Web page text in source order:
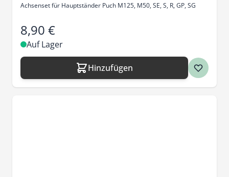
Achsenset für Hauptständer Puch M125, M50, SE, S, R, GP, SG
8,90 €
Auf Lager
Hinzufügen